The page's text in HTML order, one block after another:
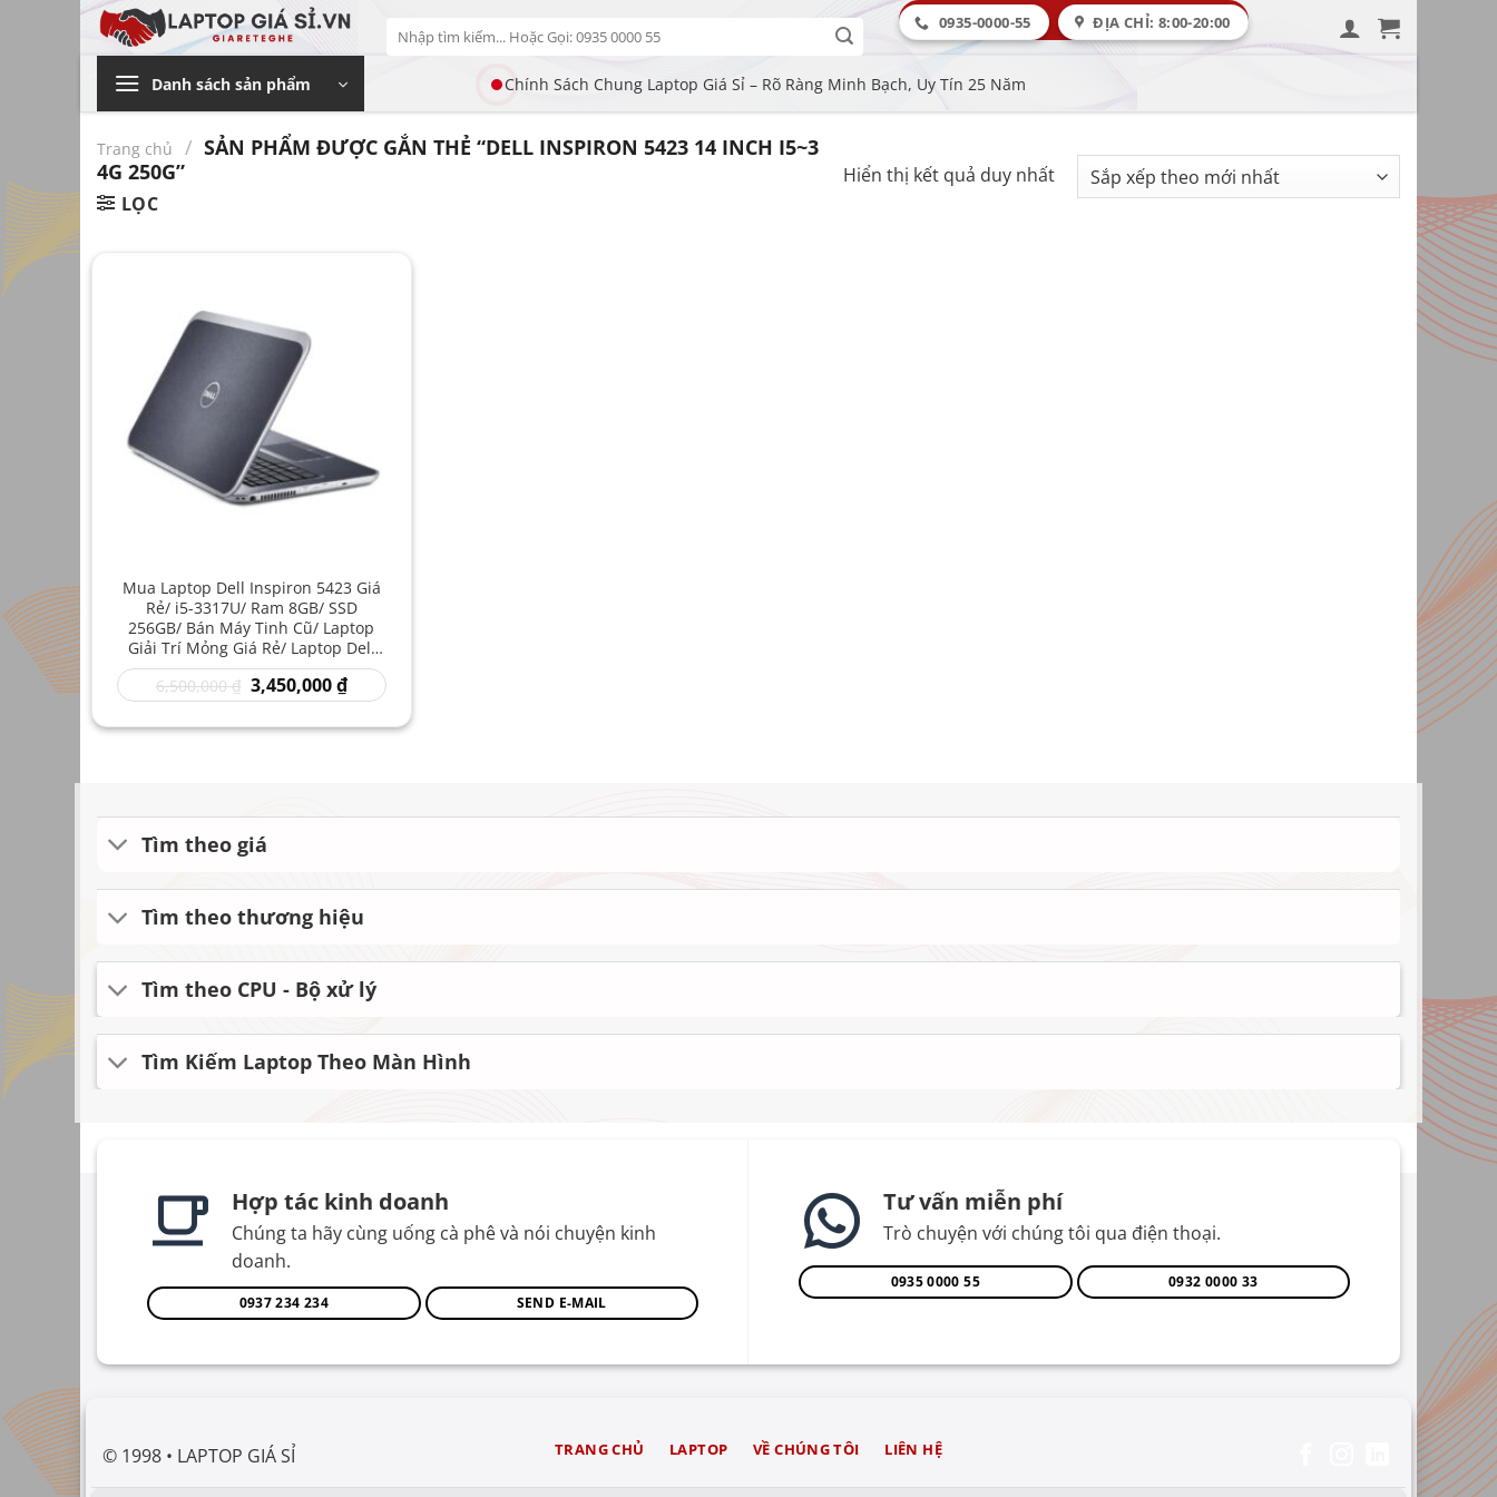
Bỏ
qua
dung
Tìm
kiếm:
0935-0000-55 ĐỊA CHỈ: 8:00-20:00
Danh sách sản phẩm Chính Sách Chung Laptop Giá Sỉ – Rõ Ràng Minh Bạch, Uy Tín 25 Năm
Trang chủ / SẢN PHẨM ĐƯỢC GẮN THẺ “DELL INSPIRON 5423 14 INCH I5~3
4G 250G”
LỌC
Hiển thị kết quả duy nhất
Mua Laptop Dell Inspiron 5423 Giá
Rẻ/ i5-3317U/ Ram 8GB/ SSD
256GB/ Bán Máy Tinh Cũ/ Laptop
Giải Trí Mỏng Giá Rẻ/ Laptop Dell
Xách Tay
6,500,000₫ Giá
gốc
6,500,000 ₫.
3,450,000₫Giá
hiện
là:
Tìm theo giá
Tìm theo thương hiệu
Tìm theo CPU - Bộ xử lý
Tìm Kiếm Laptop Theo Màn Hình
Hợp tác kinh doanh
Chúng ta hãy cùng uống cà phê và nói chuyện kinh
doanh.
0937 234 234 SEND E-MAIL
Tư vấn miễn phí
Trò chuyện với chúng tôi qua điện thoại.
0935 0000 55 0932 0000 33
© 1998 • LAPTOP GIÁ SỈ TRANG CHỦ LAPTOP VỀ CHÚNG TÔI LIÊN HỆ